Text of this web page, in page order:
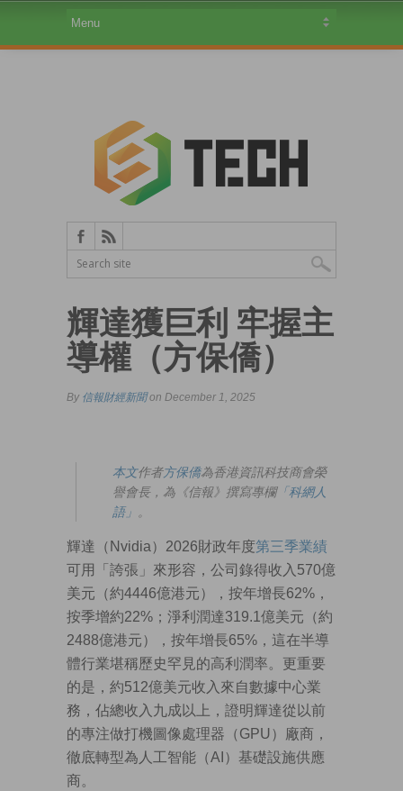
輝達獲巨利 牢握主
導權（方保僑）
By 信報財經新聞on December 1, 2025
本文作者方保僑為香港資訊科技商會榮
譽會長，為《信報》撰寫專欄「科網人
語」
。
輝達（Nvidia）2026財政年度第三季業績
可用「誇張」來形容，公司錄得收入570億
美元（約4446億港元），按年增長62%，
按季增約22%；淨利潤達319.1億美元（約
2488億港元），按年增長65%，這在半導
體行業堪稱歷史罕見的高利潤率。更重要
的是，約512億美元收入來自數據中心業
務，佔總收入九成以上，證明輝達從以前
的專注做打機圖像處理器（GPU）廠商，
徹底轉型為人工智能（AI）基礎設施供應
商。